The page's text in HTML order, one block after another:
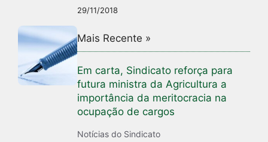
29/11/2018
Mais Recente »
Em carta, Sindicato reforça para
futura ministra da Agricultura a
importância da meritocracia na
ocupação de cargos
Notícias do Sindicato